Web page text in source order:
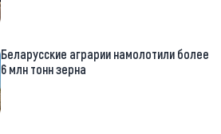
Беларусские аграрии намолотили более
6 млн тонн зерна